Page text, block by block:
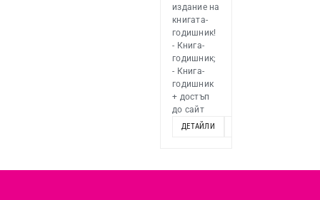
издание на
книгата-
годишник!
- Книга-
годишник;
- Книга-
годишник
+ достъп
до сайт
ДЕТАЙЛИ